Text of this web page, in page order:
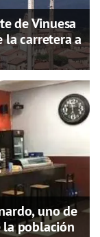
de Vinuesa
la carretera a
uno de
la población